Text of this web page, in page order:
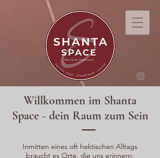
Willkommen im Shanta
Space - dein Raum zum Sein
Inmitten eines oft hektischen Alltags
braucht es Orte, die uns erinnern: